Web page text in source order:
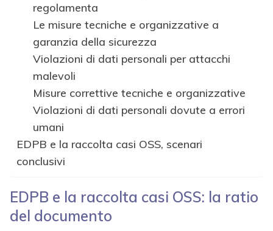
regolamenta
Le misure tecniche e organizzative a
garanzia della sicurezza
Violazioni di dati personali per attacchi
malevoli
Misure correttive tecniche e organizzative
Violazioni di dati personali dovute a errori
umani
EDPB e la raccolta casi OSS, scenari
conclusivi
EDPB e la raccolta casi OSS: la ratio
del documento